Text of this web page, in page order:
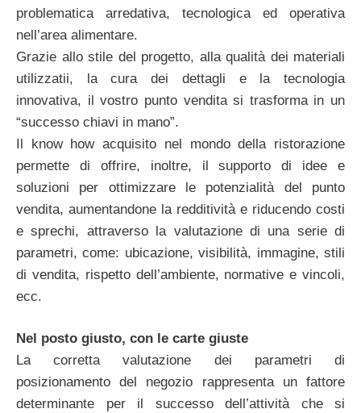
problematica arredativa, tecnologica ed operativa
nell’area alimentare.
Grazie allo stile del progetto, alla qualità dei materiali
utilizzatii, la cura dei dettagli e la tecnologia
innovativa, il vostro punto vendita si trasforma in un
“successo chiavi in mano”.
Il know how acquisito nel mondo della ristorazione
permette di offrire, inoltre, il supporto di idee e
soluzioni per ottimizzare le potenzialità del punto
vendita, aumentandone la redditività e riducendo costi
e sprechi, attraverso la valutazione di una serie di
parametri, come: ubicazione, visibilità, immagine, stili
di vendita, rispetto dell’ambiente, normative e vincoli,
ecc.
Nel posto giusto, con le carte giuste
La corretta valutazione dei parametri di
posizionamento del negozio rappresenta un fattore
determinante per il successo dell’attività che si